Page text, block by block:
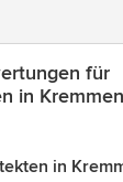
für
in Kremmen
in